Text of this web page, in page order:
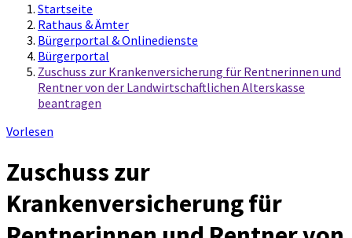
Startseite
Rathaus & Ämter
Bürgerportal & Onlinedienste
Bürgerportal
Zuschuss zur Krankenversicherung für Rentnerinnen und
Rentner von der Landwirtschaftlichen Alterskasse
beantragen
Vorlesen
Zuschuss zur
Krankenversicherung für